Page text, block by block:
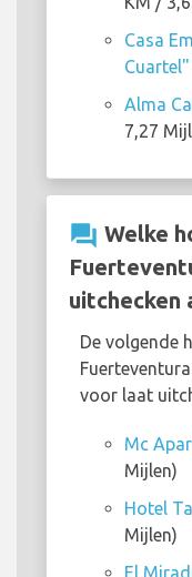
Casa
Cuartel"
Alma
7,27
question_answer Welke
uitchecken
De volgende
voor laat
Mc
Mijlen)
Hotel
Mijlen)
El